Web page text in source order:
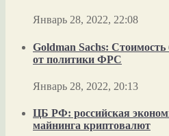
Январь 28, 2022, 22:08
Goldman Sachs: Стоимость
от политики ФРС
Январь 28, 2022, 20:13
ЦБ РФ: российская
майнинга криптовалют